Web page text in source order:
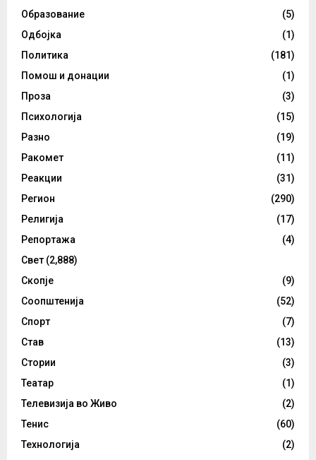
Образование
(5)
Одбојка
(1)
Политика
(181)
Помош и донации
(1)
Проза
(3)
Психологија
(15)
Разно
(19)
Ракомет
(11)
Реакции
(31)
Регион
(290)
Религија
(17)
Репортажа
(4)
Свет (2,888)
Скопје
(9)
Соопштенија
(52)
Спорт
(7)
Став
(13)
Стории
(3)
Театар
(1)
Телевизија во Живо
(2)
Тенис
(60)
Технологија
(2)